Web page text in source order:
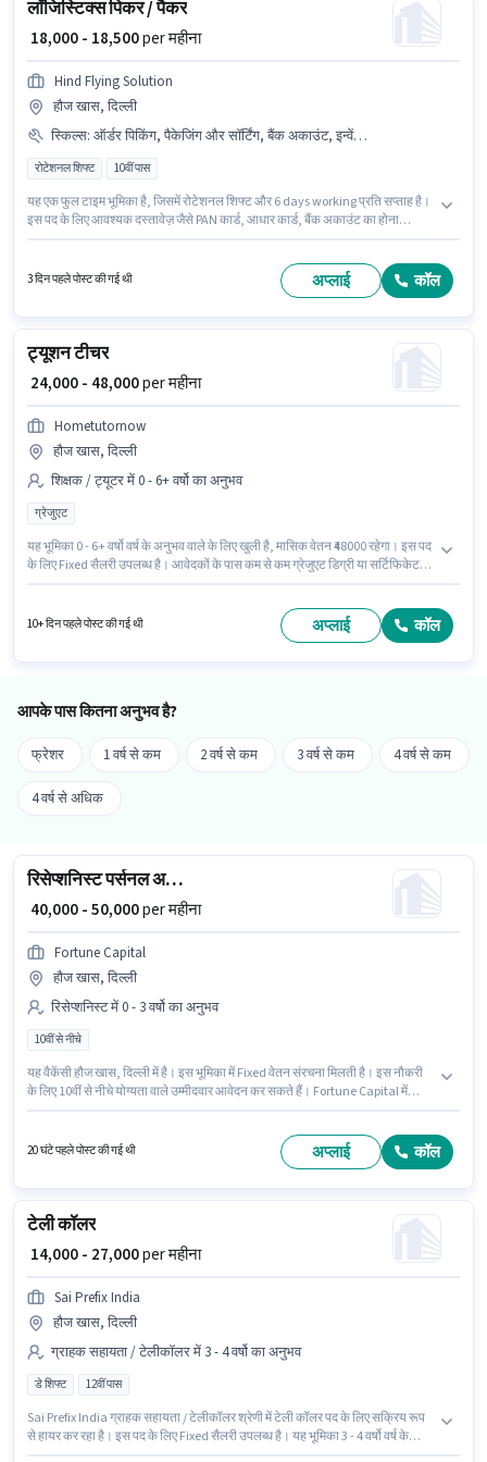
लॉजिस्टिक्स पिकर / पैकर
₹ 18,000 - 18,500per महीना
Hind Flying Solution
हौज खास, दिल्ली
स्किल्स: ऑर्डर पिकिंग, पैकेजिंग और सॉर्टिंग, बैंक अकाउंट, इन्वेंटरी कंट्रोल, फ्रेट फॉरवर्डिंग, स्टॉक टेकिंग, PAN कार्ड, ऑर्डर प्रोसेसिंग, आधार कार्ड
रोटेशनल शिफ्ट 10वीं पास
यह एक फुल टाइम भूमिका है, जिसमें रोटेशनल शिफ्ट और 6 days working प्रति सप्ताह है।
इस पद के लिए आवश्यक दस्तावेज़ जैसे PAN कार्ड, आधार कार्ड, बैंक अकाउंट का होना
और सॉर्टिंग, स्टॉक टेकिंग, फ्रेट फॉरवर्डिंग जैसी स्किल्स होनी चाहिए। यह वैकेंसी हौज खास,
3 दिन पहले पोस्ट की गई थी अप्लाई कॉल
ट्यूशन टीचर
₹ 24,000 - 48,000per महीना
Hometutornow
हौज खास, दिल्ली
शिक्षक / ट्यूटर में 0 - 6+ वर्षो का अनुभव
ग्रेजुएट
यह भूमिका 0 - 6+ वर्षो वर्ष के अनुभव वाले के लिए खुली है, मासिक वेतन ₹48000 रहेगा। इस पद
के लिए Fixed सैलरी उपलब्ध है। आवेदकों के पास कम से कम ग्रेजुएट डिग्री या सर्टिफिकेट
10+ दिन पहले पोस्ट की गई थी अप्लाई कॉल
आपके पास कितना अनुभव है?
फ्रेशर 1 वर्ष से कम 2 वर्ष से कम 3 वर्ष से कम 4 वर्ष से कम
4 वर्ष से अधिक
रिसेप्शनिस्ट पर्सनल असिस्टेंट
₹ 40,000 - 50,000per महीना
Fortune Capital
हौज खास, दिल्ली
रिसेप्शनिस्ट में 0 - 3 वर्षो का अनुभव
10वीं से नीचे
यह वैकेंसी हौज खास, दिल्ली में है। इस भूमिका में Fixed वेतन संरचना मिलती है। इस नौकरी
के लिए 10वीं से नीचे योग्यता वाले उम्मीदवार आवेदन कर सकते हैं। Fortune Capital में
20 घंटे पहले पोस्ट की गई थी अप्लाई कॉल
टेली कॉलर
₹ 14,000 - 27,000per महीना
Sai Prefix India
हौज खास, दिल्ली
ग्राहक सहायता / टेलीकॉलर में 3 - 4 वर्षो का अनुभव
डे शिफ्ट 12वीं पास
Sai Prefix India ग्राहक सहायता / टेलीकॉलर श्रेणी में टेली कॉलर पद के लिए सक्रिय रूप
से हायर कर रहा है। इस पद के लिए Fixed सैलरी उपलब्ध है। यह भूमिका 3 - 4 वर्षो वर्ष के